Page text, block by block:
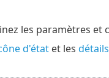
les paramètres et
d'étatet les détails